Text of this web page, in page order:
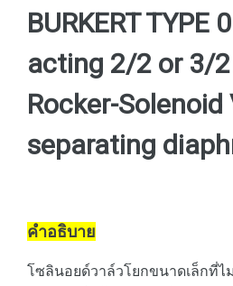
BURKERT TYPE
acting 2/2 or 3/
Rocker-
separating
คำอธิบาย
โซลินอยด์วาล์วโยกขนาดเล็กที่ไ